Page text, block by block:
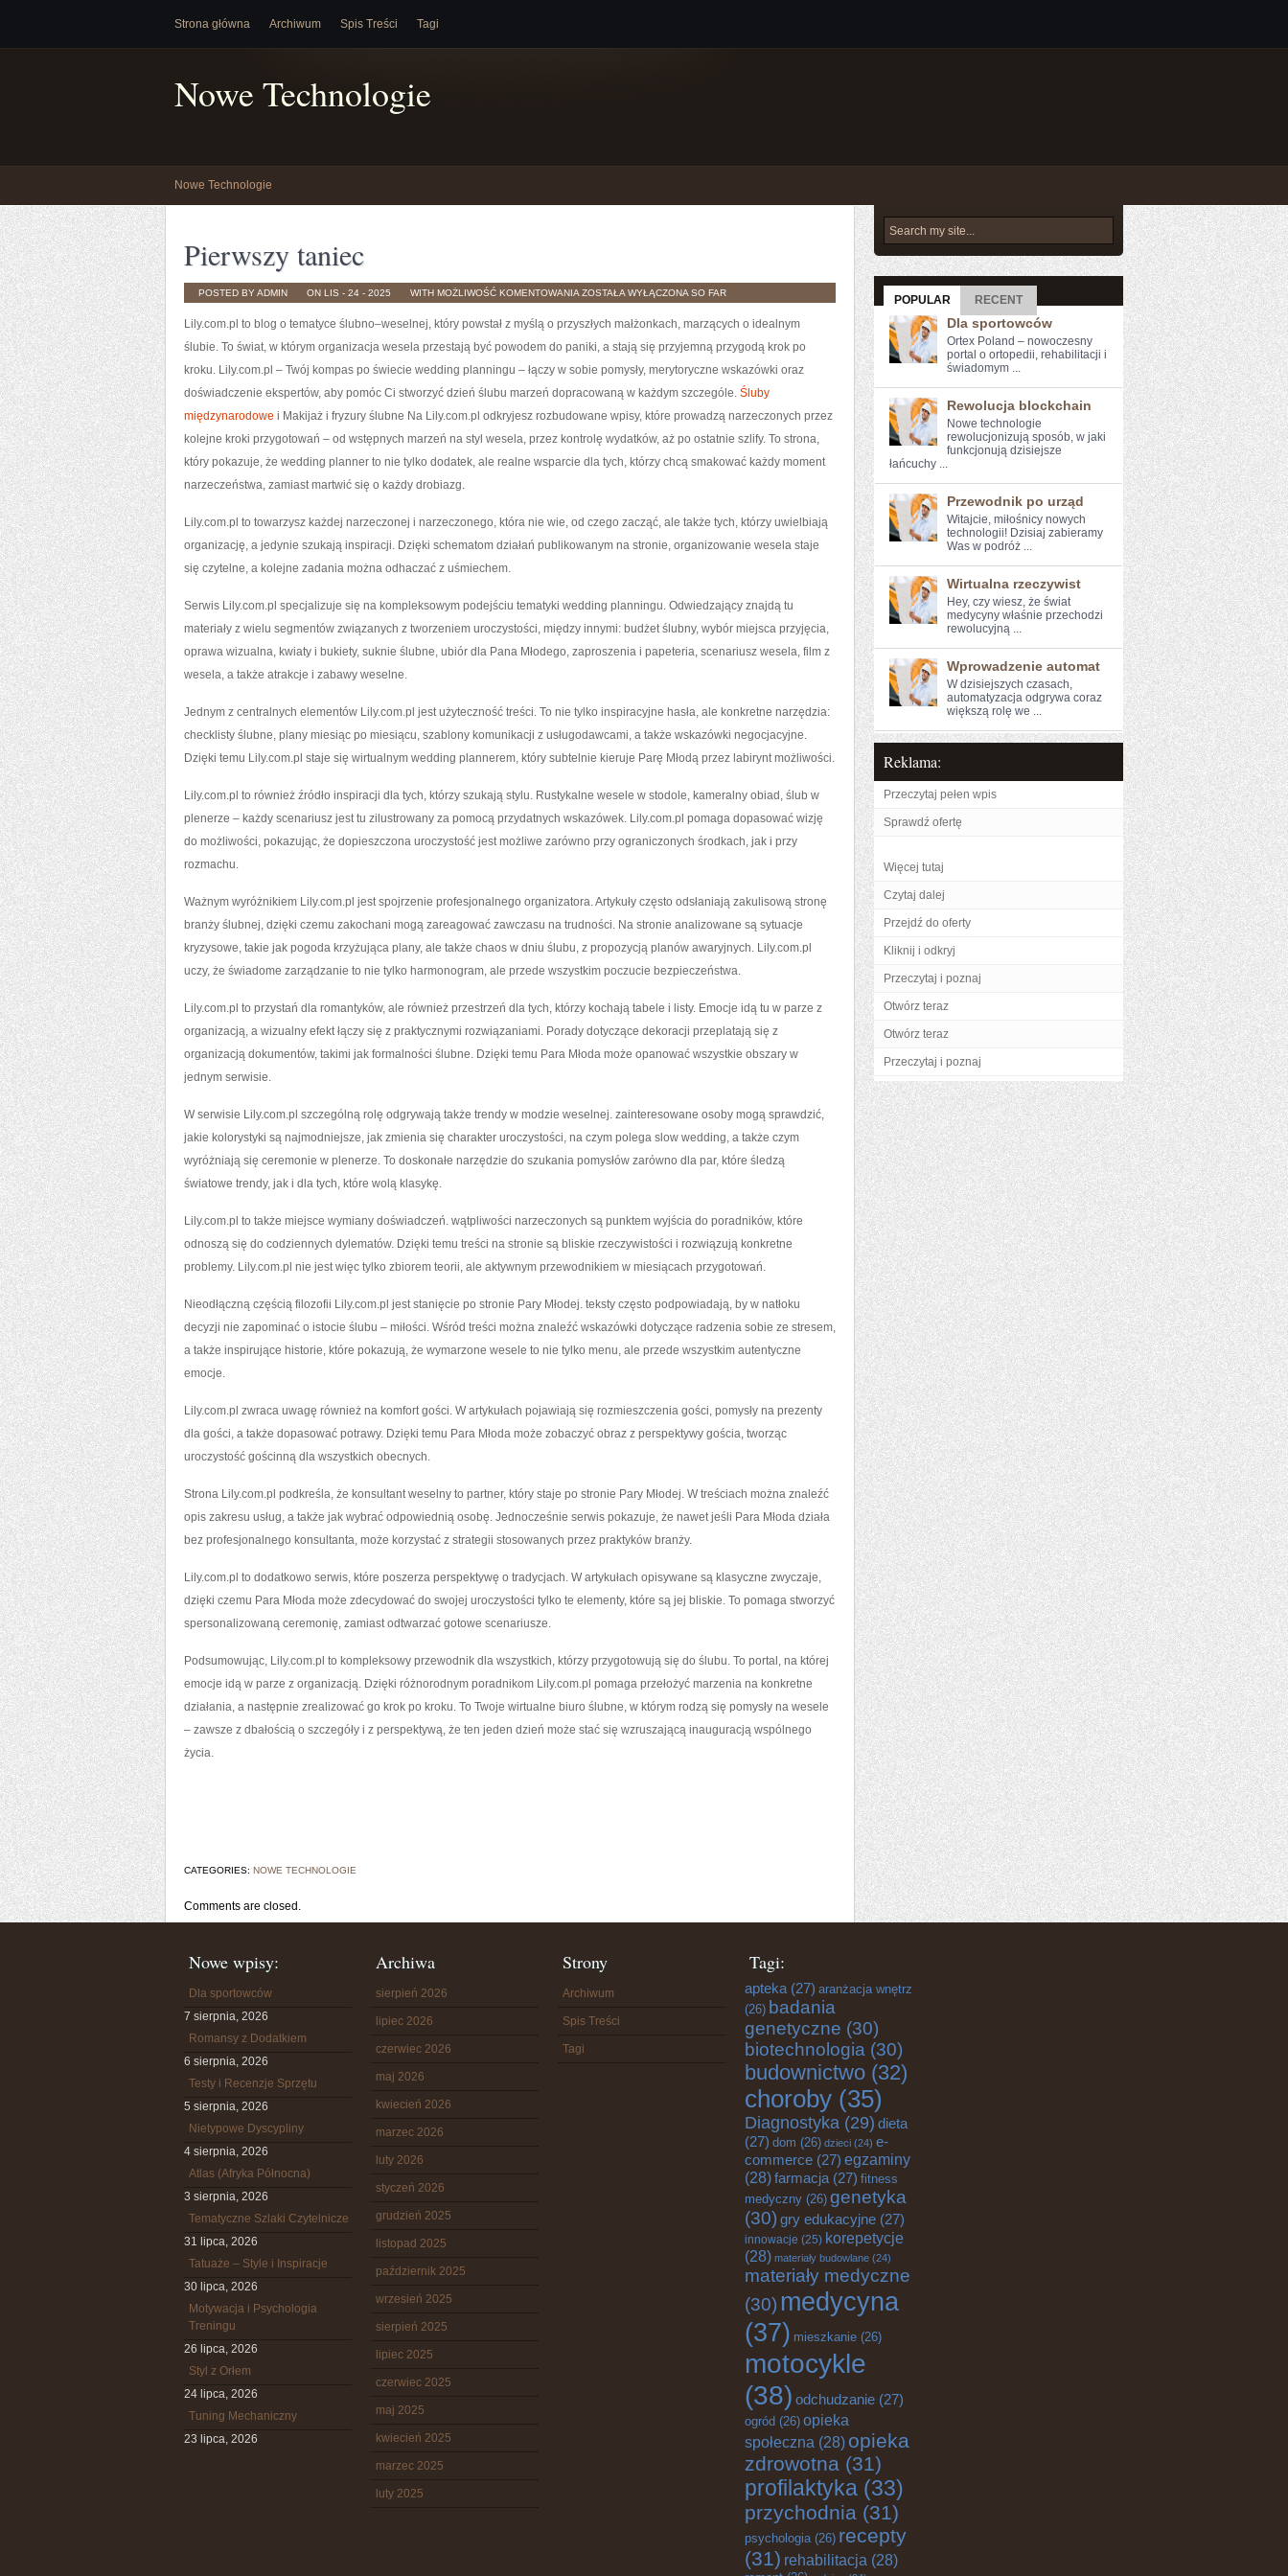
Strona główna Archiwum Spis Treści Tagi
Nowe Technologie
Nowe Technologie
Pierwszy taniec
POSTED BY ADMIN ON LIS - 24 - 2025 WITH MOŻLIWOŚĆ KOMENTOWANIA PIERWSZY
TANIEC
ZOSTAŁA WYŁĄCZONA SO FAR
Lily.com.pl to blog o tematyce ślubno–weselnej, który powstał z myślą o przyszłych małżonkach, marzących o idealnym
ślubie. To świat, w którym organizacja wesela przestają być powodem do paniki, a stają się przyjemną przygodą krok po
kroku. Lily.com.pl – Twój kompas po świecie wedding planningu – łączy w sobie pomysły, merytoryczne wskazówki oraz
doświadczenie ekspertów, aby pomóc Ci stworzyć dzień ślubu marzeń dopracowaną w każdym szczególe. Śluby
międzynarodowe i Makijaż i fryzury ślubne Na Lily.com.pl odkryjesz rozbudowane wpisy, które prowadzą narzeczonych przez
kolejne kroki przygotowań – od wstępnych marzeń na styl wesela, przez kontrolę wydatków, aż po ostatnie szlify. To strona,
który pokazuje, że wedding planner to nie tylko dodatek, ale realne wsparcie dla tych, którzy chcą smakować każdy moment
narzeczeństwa, zamiast martwić się o każdy drobiazg.
Lily.com.pl to towarzysz każdej narzeczonej i narzeczonego, która nie wie, od czego zacząć, ale także tych, którzy uwielbiają
organizację, a jedynie szukają inspiracji. Dzięki schematom działań publikowanym na stronie, organizowanie wesela staje
się czytelne, a kolejne zadania można odhaczać z uśmiechem.
Serwis Lily.com.pl specjalizuje się na kompleksowym podejściu tematyki wedding planningu. Odwiedzający znajdą tu
materiały z wielu segmentów związanych z tworzeniem uroczystości, między innymi: budżet ślubny, wybór miejsca przyjęcia,
oprawa wizualna, kwiaty i bukiety, suknie ślubne, ubiór dla Pana Młodego, zaproszenia i papeteria, scenariusz wesela, film z
wesela, a także atrakcje i zabawy weselne.
Jednym z centralnych elementów Lily.com.pl jest użyteczność treści. To nie tylko inspiracyjne hasła, ale konkretne narzędzia:
checklisty ślubne, plany miesiąc po miesiącu, szablony komunikacji z usługodawcami, a także wskazówki negocjacyjne.
Dzięki temu Lily.com.pl staje się wirtualnym wedding plannerem, który subtelnie kieruje Parę Młodą przez labirynt możliwości.
Lily.com.pl to również źródło inspiracji dla tych, którzy szukają stylu. Rustykalne wesele w stodole, kameralny obiad, ślub w
plenerze – każdy scenariusz jest tu zilustrowany za pomocą przydatnych wskazówek. Lily.com.pl pomaga dopasować wizję
do możliwości, pokazując, że dopieszczona uroczystość jest możliwe zarówno przy ograniczonych środkach, jak i przy
rozmachu.
Ważnym wyróżnikiem Lily.com.pl jest spojrzenie profesjonalnego organizatora. Artykuły często odsłaniają zakulisową stronę
branży ślubnej, dzięki czemu zakochani mogą zareagować zawczasu na trudności. Na stronie analizowane są sytuacje
kryzysowe, takie jak pogoda krzyżująca plany, ale także chaos w dniu ślubu, z propozycją planów awaryjnych. Lily.com.pl
uczy, że świadome zarządzanie to nie tylko harmonogram, ale przede wszystkim poczucie bezpieczeństwa.
Lily.com.pl to przystań dla romantyków, ale również przestrzeń dla tych, którzy kochają tabele i listy. Emocje idą tu w parze z
organizacją, a wizualny efekt łączy się z praktycznymi rozwiązaniami. Porady dotyczące dekoracji przeplatają się z
organizacją dokumentów, takimi jak formalności ślubne. Dzięki temu Para Młoda może opanować wszystkie obszary w
jednym serwisie.
W serwisie Lily.com.pl szczególną rolę odgrywają także trendy w modzie weselnej. zainteresowane osoby mogą sprawdzić,
jakie kolorystyki są najmodniejsze, jak zmienia się charakter uroczystości, na czym polega slow wedding, a także czym
wyróżniają się ceremonie w plenerze. To doskonałe narzędzie do szukania pomysłów zarówno dla par, które śledzą
światowe trendy, jak i dla tych, które wolą klasykę.
Lily.com.pl to także miejsce wymiany doświadczeń. wątpliwości narzeczonych są punktem wyjścia do poradników, które
odnoszą się do codziennych dylematów. Dzięki temu treści na stronie są bliskie rzeczywistości i rozwiązują konkretne
problemy. Lily.com.pl nie jest więc tylko zbiorem teorii, ale aktywnym przewodnikiem w miesiącach przygotowań.
Nieodłączną częścią filozofii Lily.com.pl jest stanięcie po stronie Pary Młodej. teksty często podpowiadają, by w natłoku
decyzji nie zapominać o istocie ślubu – miłości. Wśród treści można znaleźć wskazówki dotyczące radzenia sobie ze stresem,
a także inspirujące historie, które pokazują, że wymarzone wesele to nie tylko menu, ale przede wszystkim autentyczne
emocje.
Lily.com.pl zwraca uwagę również na komfort gości. W artykułach pojawiają się rozmieszczenia gości, pomysły na prezenty
dla gości, a także dopasować potrawy. Dzięki temu Para Młoda może zobaczyć obraz z perspektywy gościa, tworząc
uroczystość gościnną dla wszystkich obecnych.
Strona Lily.com.pl podkreśla, że konsultant weselny to partner, który staje po stronie Pary Młodej. W treściach można znaleźć
opis zakresu usług, a także jak wybrać odpowiednią osobę. Jednocześnie serwis pokazuje, że nawet jeśli Para Młoda działa
bez profesjonalnego konsultanta, może korzystać z strategii stosowanych przez praktyków branży.
Lily.com.pl to dodatkowo serwis, które poszerza perspektywę o tradycjach. W artykułach opisywane są klasyczne zwyczaje,
dzięki czemu Para Młoda może zdecydować do swojej uroczystości tylko te elementy, które są jej bliskie. To pomaga stworzyć
spersonalizowaną ceremonię, zamiast odtwarzać gotowe scenariusze.
Podsumowując, Lily.com.pl to kompleksowy przewodnik dla wszystkich, którzy przygotowują się do ślubu. To portal, na której
emocje idą w parze z organizacją. Dzięki różnorodnym poradnikom Lily.com.pl pomaga przełożyć marzenia na konkretne
działania, a następnie zrealizować go krok po kroku. To Twoje wirtualne biuro ślubne, w którym rodzą się pomysły na wesele
– zawsze z dbałością o szczegóły i z perspektywą, że ten jeden dzień może stać się wzruszającą inauguracją wspólnego
życia.
CATEGORIES: NOWE TECHNOLOGIE
Comments are closed.
POPULAR RECENT
Dla sportowców
Ortex Poland – nowoczesny
portal o ortopedii, rehabilitacji i
świadomym ...
Rewolucja blockchain
Nowe ​technologie
rewolucjonizują sposób, w jaki
funkcjonują dzisiejsze
łańcuchy ...
Przewodnik po urząd
Witajcie, miłośnicy nowych
technologii! Dzisiaj‍ zabieramy
Was w podróż ...
Wirtualna rzeczywist
Hey, czy ‍wiesz, że świat
medycyny właśnie przechodzi
rewolucyjną ...
Wprowadzenie automat
W dzisiejszych czasach,
automatyzacja odgrywa coraz
większą rolę we ...
Reklama:
Przeczytaj pełen wpis
Sprawdź ofertę
Więcej tutaj
Czytaj dalej
Przejdź do oferty
Kliknij i odkryj
Przeczytaj i poznaj
Otwórz teraz
Otwórz teraz
Przeczytaj i poznaj
Nowe wpisy:
Dla sportowców
7 sierpnia, 2026
Romansy z Dodatkiem
6 sierpnia, 2026
Testy i Recenzje Sprzętu
5 sierpnia, 2026
Nietypowe Dyscypliny
4 sierpnia, 2026
Atlas (Afryka Północna)
3 sierpnia, 2026
Tematyczne Szlaki Czytelnicze
31 lipca, 2026
Tatuaże – Style i Inspiracje
30 lipca, 2026
Motywacja i Psychologia
Treningu
26 lipca, 2026
Styl z Orłem
24 lipca, 2026
Tuning Mechaniczny
23 lipca, 2026
Archiwa
sierpień 2026
lipiec 2026
czerwiec 2026
maj 2026
kwiecień 2026
marzec 2026
luty 2026
styczeń 2026
grudzień 2025
listopad 2025
październik 2025
wrzesień 2025
sierpień 2025
lipiec 2025
czerwiec 2025
maj 2025
kwiecień 2025
marzec 2025
luty 2025
Strony
Archiwum
Spis Treści
Tagi
Tagi:
apteka (27) aranżacja wnętrz
(26) badania
genetyczne (30)
biotechnologia (30)
budownictwo (32)
choroby (35)
Diagnostyka (29) dieta
(27) dom (26) dzieci (24) e-
commerce (27) egzaminy
(28)farmacja (27) fitness
medyczny (26) genetyka
(30) gry edukacyjne (27)
innowacje (25) korepetycje
(28) materiały budowlane (24)
materiały medyczne
(30) medycyna
(37) mieszkanie (26)
motocykle
(38) odchudzanie (27)
ogród (26) opieka
społeczna (28) opieka
zdrowotna (31)
profilaktyka (33)
przychodnia (31)
psychologia(26) recepty
(31) rehabilitacja (28)